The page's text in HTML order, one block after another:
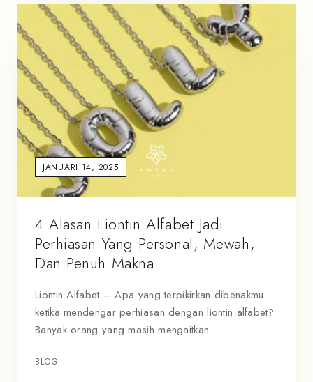
JANUARI 14, 2025
4 Alasan Liontin Alfabet Jadi
Perhiasan Yang Personal, Mewah,
Dan Penuh Makna
Liontin Alfabet – Apa yang terpikirkan dibenakmu
ketika mendengar perhiasan dengan liontin alfabet?
Banyak orang yang masih mengaitkan…
BLOG